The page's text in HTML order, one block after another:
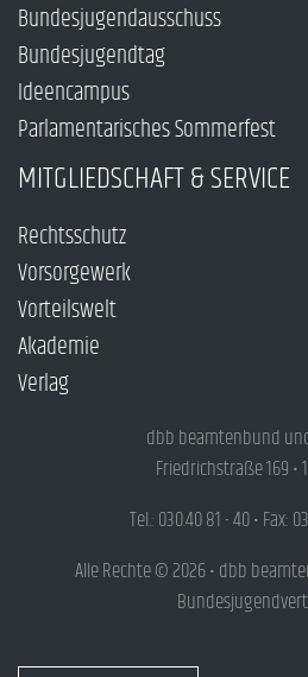
Bundesjugendausschuss
Bundesjugendtag
Ideencampus
Parlamentarisches Sommerfest
MITGLIEDSCHAFT & SERVICE
Rechtsschutz
Vorsorgewerk
Vorteilswelt
Akademie
Verlag
dbb beamtenbund
Friedrichstraße 169 •
Tel.: 030.40 81 - 40 • Fax:
Alle Rechte © 2026 • dbb